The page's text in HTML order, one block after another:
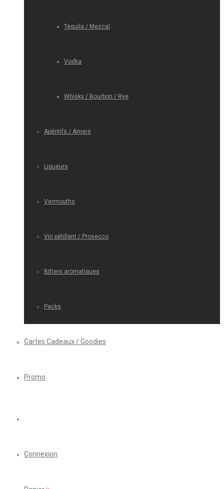
Tequila / Mezcal
Vodka
Whisky / Bourbon / Rye
Apéritifs / Amers
Liqueurs
Vermouths
Vin pétillant / Prosecco
Bitters aromatiques
Packs
Cartes Cadeaux / Goodies
Promo
Connexion